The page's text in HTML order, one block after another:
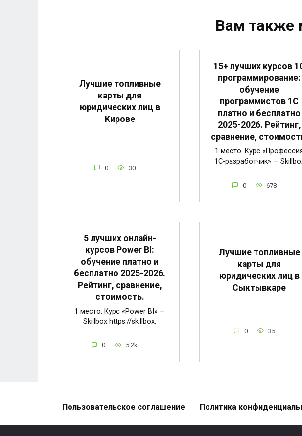
Вам также
Лучшие топливные
карты для
юридических лиц в
Кирове
0 30
15+ лучших курсов
программирование:
обучение
программистов 1С
платно и бесплатно
2025-2026. Рейтинг,
сравнение,
1 место. Курс
1C-разработчик» —
0 678
5 лучших онлайн-
курсов Power BI:
обучение платно и
бесплатно 2025-2026.
Рейтинг, сравнение,
стоимость.
1 место. Курс «Power BI» —
Skillbox https://skillbox.
0 5.2k.
Лучшие топливные
карты для
юридических лиц в
Сыктывкаре
0 35
Пользовательское соглашение Политика